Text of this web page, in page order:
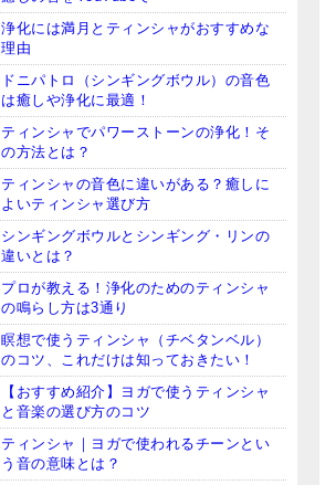
浄化には満月とティンシャがおすすめな
理由
ドニパトロ（シンギングボウル）の音色
は癒しや浄化に最適！
ティンシャでパワーストーンの浄化！そ
の方法とは？
ティンシャの音色に違いがある？癒しに
よいティンシャ選び方
シンギングボウルとシンギング・リンの
違いとは？
プロが教える！浄化のためのティンシャ
の鳴らし方は3通り
瞑想で使うティンシャ（チベタンベル）
のコツ、これだけは知っておきたい！
【おすすめ紹介】ヨガで使うティンシャ
と音楽の選び方のコツ
ティンシャ｜ヨガで使われるチーンとい
う音の意味とは？